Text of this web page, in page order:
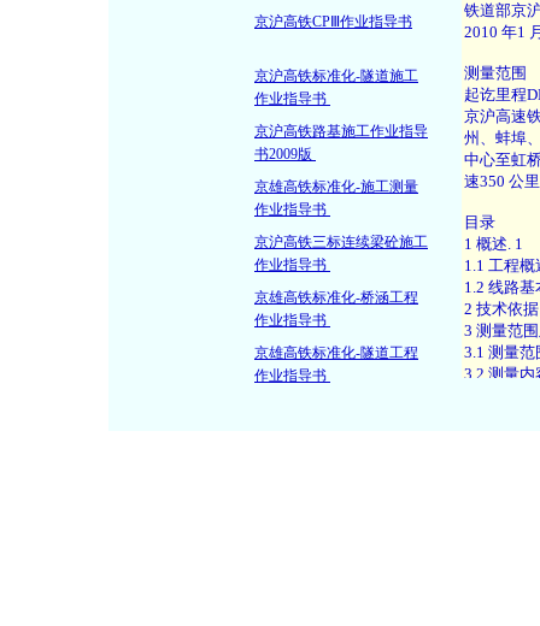
京沪高铁CPⅢ作业指导书
京沪高铁标准化-隧道施工
作业指导书
京沪高铁路基施工作业指导
书2009版
京雄高铁标准化-施工测量
作业指导书
京沪高铁三标连续梁砼施工
作业指导书
京雄高铁标准化-桥涵工程
作业指导书
京雄高铁标准化-隧道工程
作业指导书